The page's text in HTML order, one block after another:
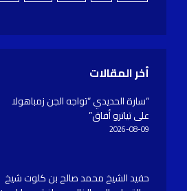
أخر المقالات
“سارة الحديدي “تواجه الجن زمباهولا
على تياترو أفاق”
2026-08-09
حفيد الشيخ محمد صالح بن كلوت شيخ